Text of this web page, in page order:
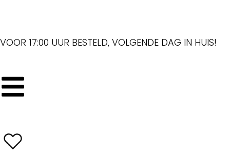
VOOR 17:00 UUR BESTELD, VOLGENDE DAG IN HUIS!